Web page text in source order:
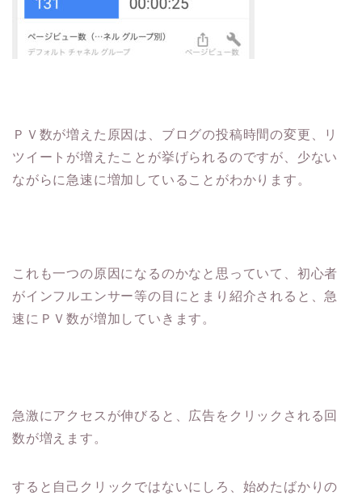
ＰＶ数が増えた原因は、ブログの投稿時間の変更、リ
ツイートが増えたことが挙げられるのですが、少ない
ながらに急速に増加していることがわかります。
これも一つの原因になるのかなと思っていて、初心者
がインフルエンサー等の目にとまり紹介されると、急
速にＰＶ数が増加していきます。
急激にアクセスが伸びると、広告をクリックされる回
数が増えます。
すると自己クリックではないにしろ、始めたばかりの